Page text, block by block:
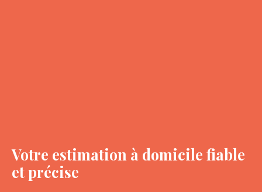
Votre estimation à domicile fiable
et précise